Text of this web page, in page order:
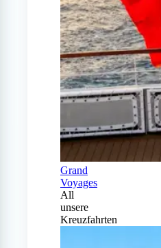
Grand
Voyages
All
unsere
Kreuzfahrten